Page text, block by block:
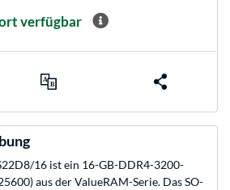
verfügbar
16 ist ein 16-GB-DDR4-3200-
aus der ValueRAM-Serie. Das SO-